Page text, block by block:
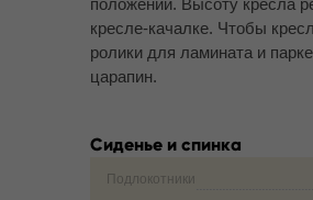
положении. Высоту кресла
кресле-качалке. Чтобы
ролики для ламината и
царапин.
Сиденье и спинка
Подлокотники